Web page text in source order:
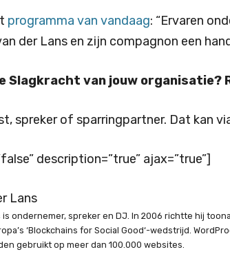
programma van vandaag: “Ervaren
der Lans en zijn compagnon een
Slagkracht van jouw
spreker of sparringpartner. Dat kan
description=”true” ajax=”true”]
Lans
is ondernemer, spreker en DJ. In 2006 richtte hij
‘Blockchains for Social Good‘-wedstrijd.
gebruikt op meer dan 100.000 websites.